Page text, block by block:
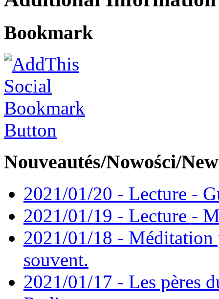
Bookmark
Nouveautés/Nowości/
2021/01/20 - Lecture -
2021/01/19 - Lecture -
2021/01/18 - Méditation
souvent.
2021/01/17 - Les pères